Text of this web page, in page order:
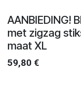
AANBIEDING!
met zigzag
maat XL
59,80 €